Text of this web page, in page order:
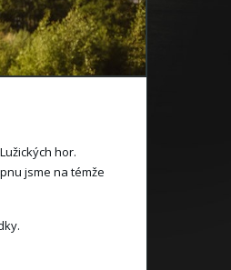
hor.
jsme na témže